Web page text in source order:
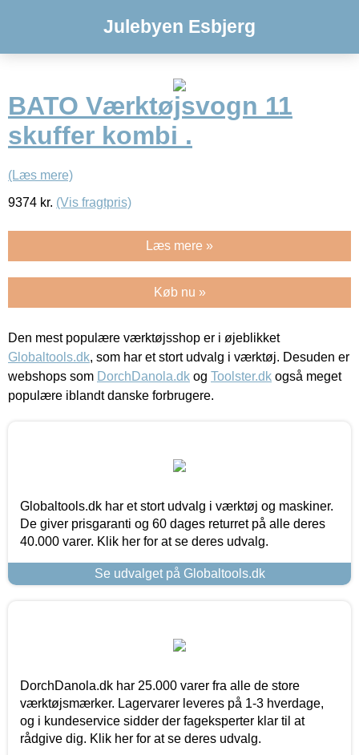
Julebyen Esbjerg
BATO Værktøjsvogn 11
skuffer kombi .
(Læs mere)
9374 kr. (Vis fragtpris)
Læs mere »
Køb nu »
Den mest populære værktøjsshop er i øjeblikket
Globaltools.dk, som har et stort udvalg i værktøj. Desuden er
webshops som DorchDanola.dk og Toolster.dk også meget
populære iblandt danske forbrugere.
Globaltools.dk har et stort udvalg i værktøj og maskiner.
De giver prisgaranti og 60 dages returret på alle deres
40.000 varer. Klik her for at se deres udvalg.
Se udvalget på Globaltools.dk
DorchDanola.dk har 25.000 varer fra alle de store
værktøjsmærker. Lagervarer leveres på 1-3 hverdage,
og i kundeservice sidder der fageksperter klar til at
rådgive dig. Klik her for at se deres udvalg.